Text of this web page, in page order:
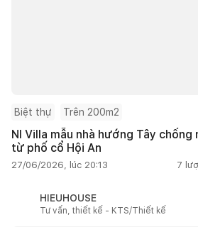
Biệt thự Trên 200m2
NI Villa mẫu nhà hướng Tây chống
từ phố cổ Hội An
27/06/2026, lúc 20:13 7
HIEUHOUSE
Tư vấn, thiết kế - KTS/Thiết kế